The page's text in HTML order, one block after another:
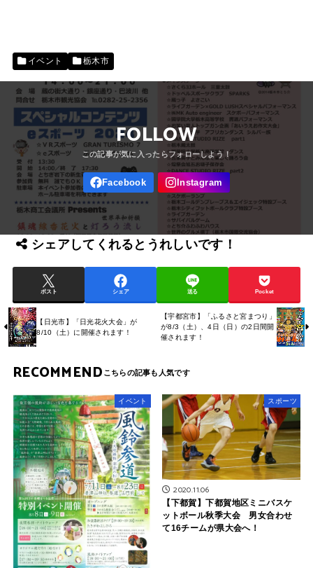
イベント 栃木市
FOLLOW
シェアしてくれるとうれしいです！
ポスト シェア 送る Pocket
【日光市】「日光花火大会」が
8/10（土）に開催されます！
【宇都宮市】「ふるさと宮まつり」
が8/3（土）、4日（日）の2日間開
催されます！
RECOMMEND
イベント スポーツ
2020.11.06
【下都賀】下都賀地区ミニバスケ
ットボール秋季大会 男女合わせ
て16チームが県大会へ！